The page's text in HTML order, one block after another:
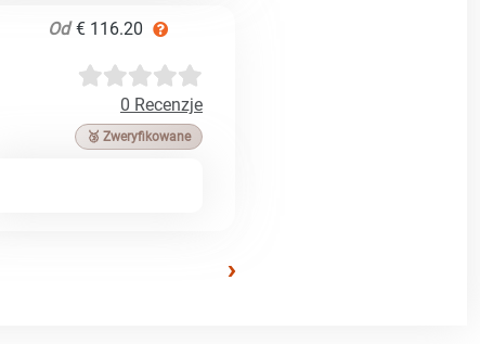
Od€ 116.20
0 Recenzje
🥉 Zweryfikowane
›